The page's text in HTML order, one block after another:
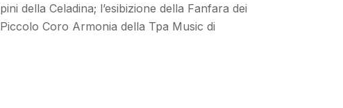
della Celadina; l’esibizione della Fanfara dei
Coro Armonia della Tpa Music di